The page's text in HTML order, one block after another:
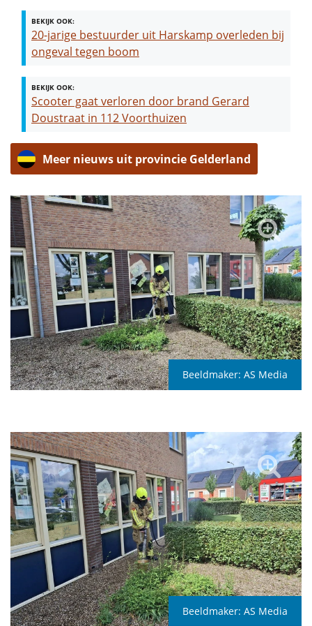
BEKIJK OOK:
20-jarige bestuurder uit Harskamp overleden bij
ongeval tegen boom
BEKIJK OOK:
Scooter gaat verloren door brand Gerard
Doustraat in 112 Voorthuizen
Meer nieuws uit provincie Gelderland
Beeldmaker: AS Media
Beeldmaker: AS Media